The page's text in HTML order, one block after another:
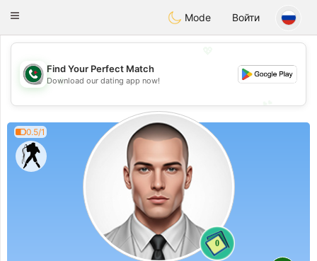
Weshrak
Toggle
Mode Войти
💖
💕
Find Your Perfect Match
Download our dating app now!
0.5/1
0